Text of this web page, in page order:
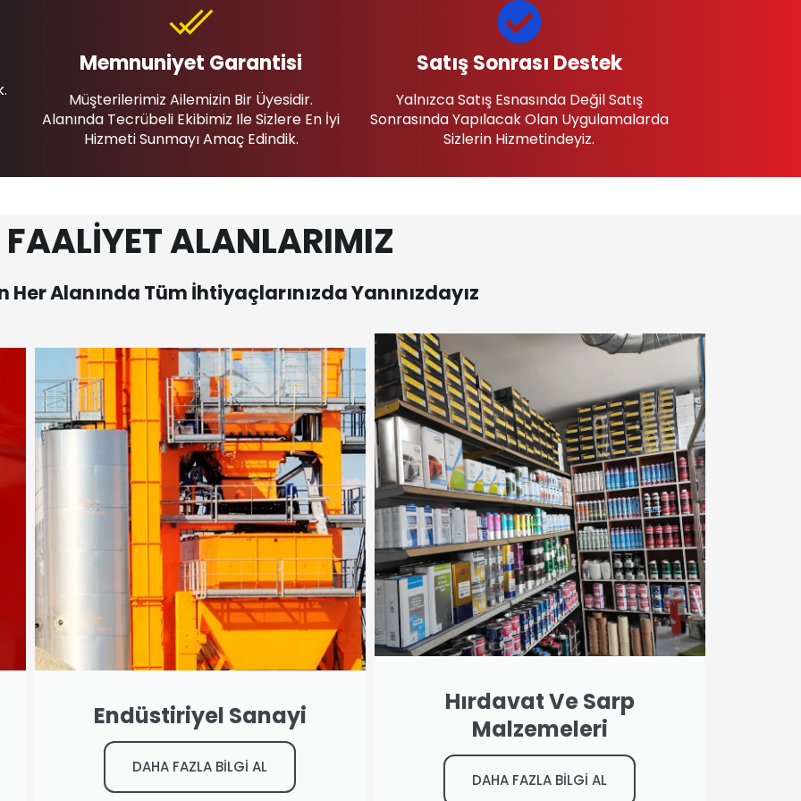
Memnuniyet Garantisi
Müşterilerimiz Ailemizin Bir Üyesidir.
Alanında Tecrübeli Ekibimiz Ile Sizlere En İyi
Hizmeti Sunmayı Amaç Edindik.
Satış Sonrası Destek
Yalnızca Satış Esnasında Değil Satış
Sonrasında Yapılacak Olan Uygulamalarda
Sizlerin Hizmetindeyiz.
FAALİYET ALANLARIMIZ
Her Alanında Tüm İhtiyaçlarınızda Yanınızdayız
Endüstiriyel Sanayi
DAHA FAZLA BİLGİ AL
Hırdavat Ve Sarp
Malzemeleri
DAHA FAZLA BİLGİ AL